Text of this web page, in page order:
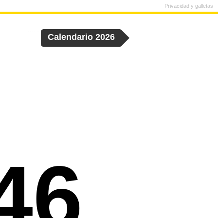
Calendario 2026
Privacidad y galletas